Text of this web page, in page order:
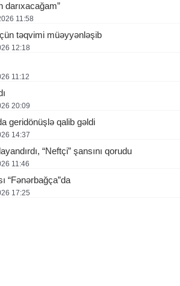
darıxacağam”
11:58
təqvimi müəyyənləşib
12:18
11:12
20:09
geridönüşlə qalib gəldi
14:37
“Neftçi” şansını qorudu
11:46
“Fənərbağça”da
17:25